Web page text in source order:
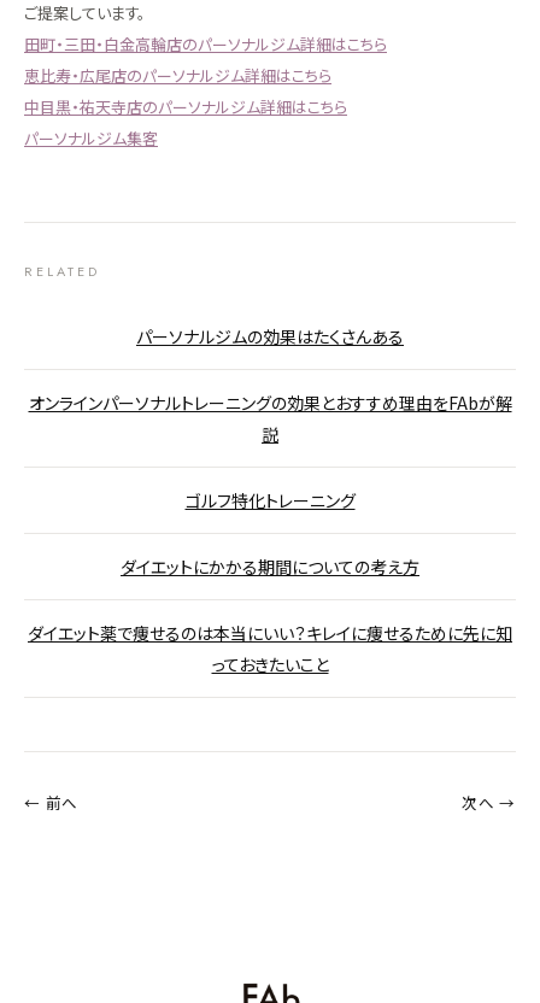
ご提案しています。
田町・三田・白金高輪店のパーソナルジム詳細はこちら
恵比寿・広尾店のパーソナルジム詳細はこちら
中目黒・祐天寺店のパーソナルジム詳細はこちら
パーソナルジム集客
RELATED
パーソナルジムの効果はたくさんある
オンラインパーソナルトレーニングの効果とおすすめ理由をFAbが解
説
ゴルフ特化トレーニング
ダイエットにかかる期間についての考え方
ダイエット薬で痩せるのは本当にいい？キレイに痩せるために先に知
っておきたいこと
← 前へ 次へ →